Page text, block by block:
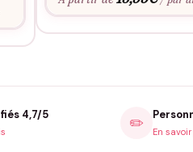
4,7/5 ✏️ En